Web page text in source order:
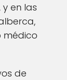
en las
médico
de